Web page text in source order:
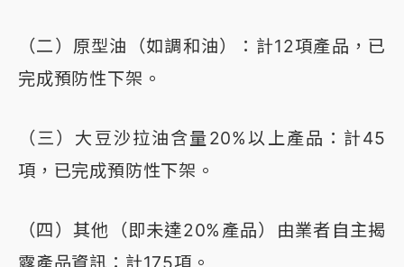
（二）原型油（如調和油）：計12項產品，已
完成預防性下架。
（三）大豆沙拉油含量20%以上產品：計45
項，已完成預防性下架。
（四）其他（即未達20%產品）由業者自主揭
露產品資訊：計175項。